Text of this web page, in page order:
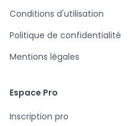
Conditions d'utilisation
Politique de confidentialité
Mentions légales
Espace Pro
Inscription pro